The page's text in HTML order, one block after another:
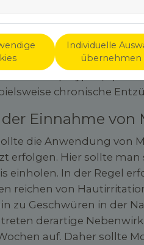
Juckreiz,
oder Salbe auf der
Linderung von
Als Nasenspray hilft es
und Nasenpolypen,
chronische
Einnahme
die Anwendung von
erfolgen. Hier sollte
einholen. In der Regel
reichen von
zu Geschwüren in der
derartige
auf. Daher sollte
Individuelle
übernehmen